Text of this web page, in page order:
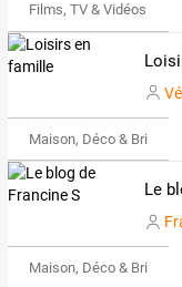
Films, TV & Vidéos
Maison, Déco & Bricolage
Le
Maison, Déco & Bricolage